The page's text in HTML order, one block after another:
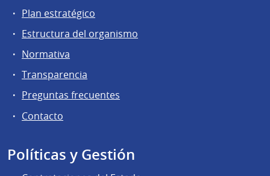
Plan estratégico
Estructura del organismo
Normativa
Transparencia
Preguntas frecuentes
Contacto
Políticas y Gestión